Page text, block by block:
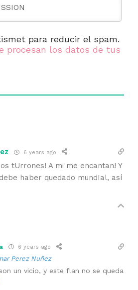
para reducir el spam.
procesan los datos de tus
6 years ago
tUrrones! A mi me encantan! Y
haber quedado mundIal, así
6 years ago
Perez Nuñez
un vicio, y este flan no se queda